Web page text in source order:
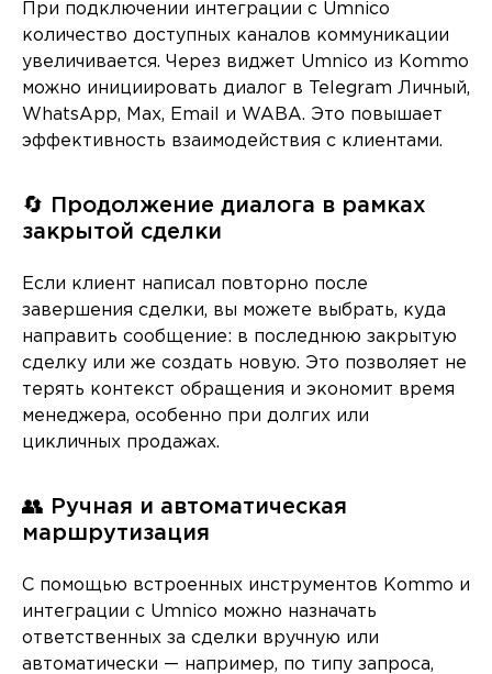
При подключении интеграции с Umnico
количество доступных каналов коммуникации
увеличивается. Через виджет Umnico из Kommo
можно инициировать диалог в Telegram Личный,
WhatsApp, Max, Email и WABA. Это повышает
эффективность взаимодействия с клиентами.
🔄 Продолжение диалога в рамках
закрытой сделки
Если клиент написал повторно после
завершения сделки, вы можете выбрать, куда
направить сообщение: в последнюю закрытую
сделку или же создать новую. Это позволяет не
терять контекст обращения и экономит время
менеджера, особенно при долгих или
цикличных продажах.
👥 Ручная и автоматическая
маршрутизация
С помощью встроенных инструментов Kommo и
интеграции с Umnico можно назначать
ответственных за сделки вручную или
автоматически — например, по типу запроса,